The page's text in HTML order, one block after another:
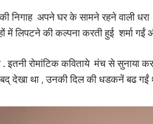
निगाह अपने घर के सामने रहने वाली
में लिपटने की कल्पना करती हुई शर्मा
. इतनी रोमांटिक कविताये मंच से
देखा था , उनकी दिल की धडकनें बढ गईं